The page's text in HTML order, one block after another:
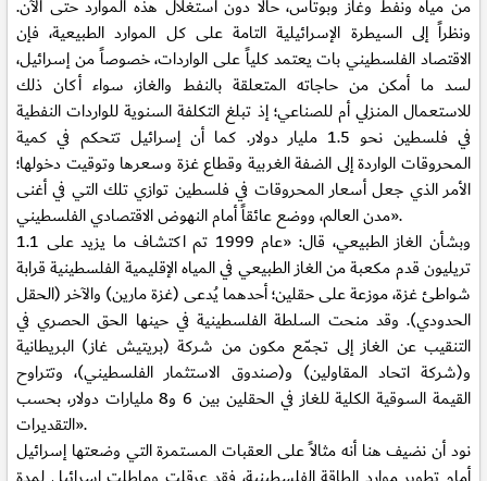
من مياه ونفط وغاز وبوتاس، حالا دون استغلال هذه الموارد حتى الآن.
ونظراً إلى السيطرة الإسرائيلية التامة على كل الموارد الطبيعية، فإن
الاقتصاد الفلسطيني بات يعتمد كلياً على الواردات، خصوصاً من إسرائيل،
لسد ما أمكن من حاجاته المتعلقة بالنفط والغاز، سواء أكان ذلك
للاستعمال المنزلي أم للصناعي؛ إذ تبلغ التكلفة السنوية للواردات النفطية
في فلسطين نحو 1.5 مليار دولار. كما أن إسرائيل تتحكم في كمية
المحروقات الواردة إلى الضفة الغربية وقطاع غزة وسعرها وتوقيت دخولها؛
الأمر الذي جعل أسعار المحروقات في فلسطين توازي تلك التي في أغنى
مدن العالم، ووضع عائقاً أمام النهوض الاقتصادي الفلسطيني».
وبشأن الغاز الطبيعي، قال: «عام 1999 تم اكتشاف ما يزيد على 1.1
تريليون قدم مكعبة من الغاز الطبيعي في المياه الإقليمية الفلسطينية قرابة
شواطئ غزة، موزعة على حقلين؛ أحدهما يُدعى (غزة مارين) والآخر (الحقل
الحدودي). وقد منحت السلطة الفلسطينية في حينها الحق الحصري في
التنقيب عن الغاز إلى تجمّع مكون من شركة (بريتيش غاز) البريطانية
و(شركة اتحاد المقاولين) و(صندوق الاستثمار الفلسطيني)، وتتراوح
القيمة السوقية الكلية للغاز في الحقلين بين 6 و8 مليارات دولار، بحسب
التقديرات».
نود أن نضيف هنا أنه مثالاً على العقبات المستمرة التي وضعتها إسرائيل